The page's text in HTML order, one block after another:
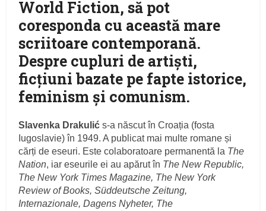
World Fiction, să pot
coresponda cu această mare
scriitoare contemporană.
Despre cupluri de artişti,
ficţiuni bazate pe fapte istorice,
feminism şi comunism.
Slavenka Drakulić s-a născut în Croația (fosta
Iugoslavie) în 1949. A publicat mai multe romane și
cărți de eseuri. Este colaboratoare permanentă la The
Nation, iar eseurile ei au apărut în The New Republic,
The New York Times Magazine, The New York
Review of Books, Süddeutsche Zeitung,
Internazionale, Dagens Nyheter, The